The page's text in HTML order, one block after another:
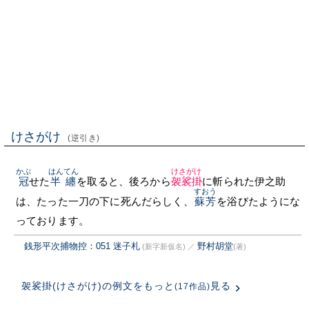
けさがけ (逆引き)
冠
かぶ
せた半纏
はんてん
を取ると、後ろから袈裟掛
けさがけ
に斬られた伊之助
は、たった一刀の下に死んだらしく、 蘇芳
すおう
を浴びたようにな
っております。
銭形平次捕物控：051 迷子札 (新字新仮名) ／ 野村胡堂(著)
袈裟掛(けさがけ)の例文をもっと (17作品) 見る